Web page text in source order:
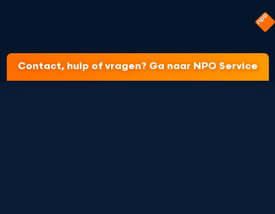
Contact, hulp of vragen? Ga naar NPO Service